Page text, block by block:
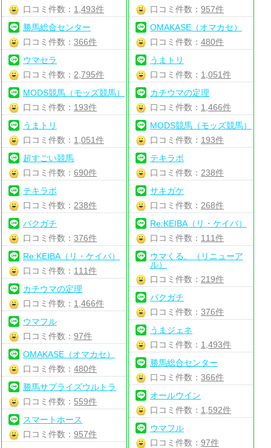
口コミ件数： 1,493件
勝馬総合センター
口コミ件数：366件
ウマセラ
口コミ件数： 2,795件
MODS競馬（モッズ競馬）
口コミ件数： 193件
うまトリ
口コミ件数： 1,051件
超すごい競馬
口コミ件数：690件
テキラボ
口コミ件数： 238件
バクガチ
口コミ件数：376件
Re:KEIBA（リ・ケイバ）
口コミ件数： 111件
カチウマの定理
口コミ件数： 1,466件
ウマフル
口コミ件数：97件
OMAKASE（オマカセ）
口コミ件数：480件
勝馬サプライズウルトラ
口コミ件数： 559件
スマートホース
口コミ件数：957件
口コミ件数： 957件
OMAKASE（オマカセ）
口コミ件数： 480件
うまトリ
口コミ件数： 1,051件
カチウマの定理
口コミ件数： 1,466件
MODS競馬（モッズ競馬）
口コミ件数： 193件
テキラボ
口コミ件数： 238件
サキガケ
口コミ件数： 268件
Re:KEIBA（リ・ケイバ）
口コミ件数： 111件
ウマくる。（リニューア
ル）
口コミ件数： 219件
バクガチ
口コミ件数： 376件
うまジェネ
口コミ件数： 1,493件
勝馬総合センター
口コミ件数： 366件
オールウイン
口コミ件数： 1,592件
ウマフル
口コミ件数： 97件